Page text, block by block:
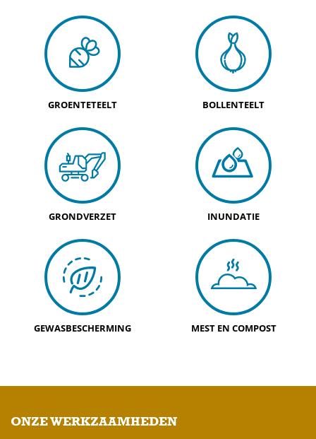
GROENTETEELT BOLLENTEELT
GRONDVERZET INUNDATIE
GEWASBESCHERMING MEST EN COMPOST
ONZE WERKZAAMHEDEN